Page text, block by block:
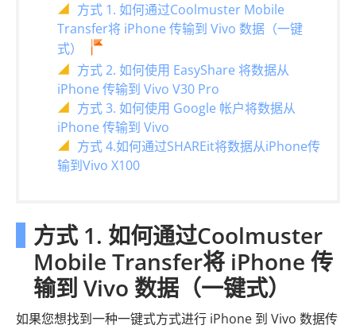
方式 1. 如何通过Coolmuster Mobile
Transfer将 iPhone 传输到 Vivo 数据（一键
式）
方式 2. 如何使用 EasyShare 将数据从
iPhone 传输到 Vivo V30 Pro
方式 3. 如何使用 Google 帐户将数据从
iPhone 传输到 Vivo
方式 4.如何通过SHAREit将数据从iPhone传
输到Vivo X100
方式 1. 如何通过Coolmuster
Mobile Transfer将 iPhone 传
输到 Vivo 数据（一键式）
如果您想找到一种一键式方式进行 iPhone 到 Vivo 数据传